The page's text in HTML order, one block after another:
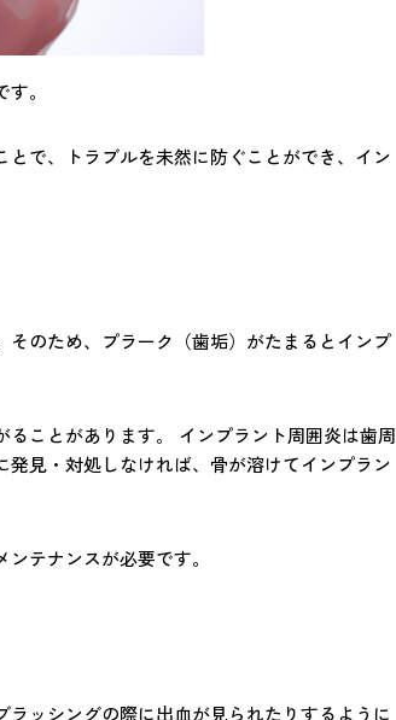
。
で、トラブルを未然に防ぐことができ、イン
のため、プラーク（歯垢）がたまるとインプ
ことがあります。 インプラント周囲炎は歯周
見・対処しなければ、骨が溶けてインプラン
テナンスが必要です。
ッシングの際に出血が見られたりするように